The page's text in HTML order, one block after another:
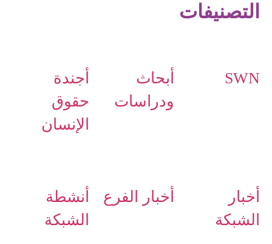
التصنيفات
SWN
أبحاث
ودراسات
أجندة
حقوق
الإنسان
أخبار
الشبكة
أخبار الفرع
أنشطة
الشبكة